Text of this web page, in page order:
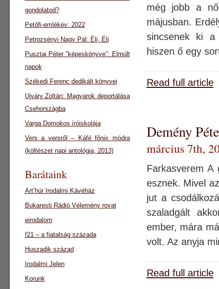
még jobb a
májusban.
sincsenek ki a
hiszen ő egy
Read full article
Demény
március 7th,
Farkasverem
esznek. Mivel
jut a
szaladgált
ember, mára
volt. Az anyja
Read full article
gondolatod?
Petőfi-emlékév: 2022
Petrozsényi Nagy Pál: Éli, Éli
Pusztai Péter "képeskönyve": Elmúlt
napok
Székedi Ferenc dedikált könyvei
Ujváry Zoltán: Magyarok deportálása
Csehországba
Varga Domokos íróiskolája
Vers a versről – Káfé főnix módra
(költészet napi antológia, 2013)
Barátaink
Art’húr Irodalmi Kávéház
Bukaresti Rádió Vélemény rovat
eirodalom
f21 – a fiatalság százada
Huszadik század
Irodalmi Jelen
Korunk